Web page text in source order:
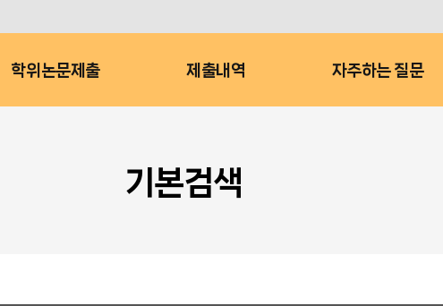
학위논문제출 제출내역 자주하는 질문
기본검색